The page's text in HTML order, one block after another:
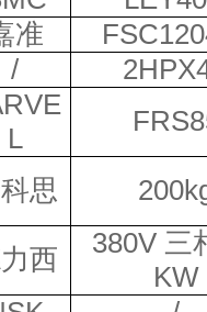
准
/
L
思
西
380V 三
KW